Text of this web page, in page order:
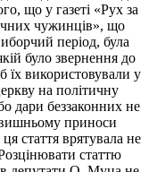
що у газеті «Рух за
чужинців», що
період, була
було звернення до
їх використовували у
на політичну
дари беззаконних не
приноси
стаття врятувала не
статтю